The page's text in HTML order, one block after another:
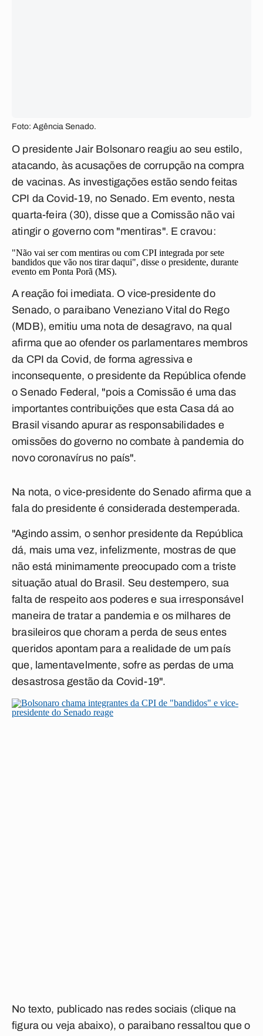
Foto: Agência Senado.
O presidente Jair Bolsonaro reagiu ao seu estilo,
atacando, às acusações de corrupção na compra
de vacinas. As investigações estão sendo feitas
CPI da Covid-19, no Senado. Em evento, nesta
quarta-feira (30), disse que a Comissão não vai
atingir o governo com "mentiras". E cravou:
"Não vai ser com mentiras ou com CPI integrada por sete
bandidos que vão nos tirar daqui", disse o presidente, durante
evento em Ponta Porã (MS).
A reação foi imediata. O vice-presidente do
Senado, o paraibano Veneziano Vital do Rego
(MDB), emitiu uma nota de desagravo, na qual
afirma que ao ofender os parlamentares membros
da CPI da Covid, de forma agressiva e
inconsequente, o presidente da República ofende
o Senado Federal, "pois a Comissão é uma das
importantes contribuições que esta Casa dá ao
Brasil visando apurar as responsabilidades e
omissões do governo no combate à pandemia do
novo coronavírus no país".
Na nota, o vice-presidente do Senado afirma que a
fala do presidente é considerada destemperada.
"Agindo assim, o senhor presidente da República
dá, mais uma vez, infelizmente, mostras de que
não está minimamente preocupado com a triste
situação atual do Brasil. Seu destempero, sua
falta de respeito aos poderes e sua irresponsável
maneira de tratar a pandemia e os milhares de
brasileiros que choram a perda de seus entes
queridos apontam para a realidade de um país
que, lamentavelmente, sofre as perdas de uma
desastrosa gestão da Covid-19".
No texto, publicado nas redes sociais (clique na
figura ou veja abaixo), o paraibano ressaltou que o